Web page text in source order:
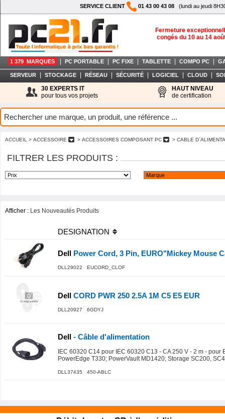
SERVICE CLIENT 01 43 00 43 08 (lundi au jeudi
Fermeture
congés du 10 au 14
1 379 MARQUES PC PORTABLE PC FIXE TABLETTE COMPO PC
SERVEUR STOCKAGE RÉSEAU SÉCURITÉ LOGICIEL CLOUD
30 EXPERTS IT
pour tous vos projets
HAUT NIVEAU
de certification
ACCUEIL > ACCESSOIRE > ACCESSOIRES COMPOSANT PC > CABLE
FILTRER LES PRODUITS :
Afficher : Les Nouveautés Produits
DESIGNATION
Dell Power Cord, 3 Pin, EURO"Mickey Mouse
DLL29022 EUCORD_CLOF
Dell CORD PWR 250 2.5A 1M C5 E5 EUR
DLL20927 6GDYJ
Dell - Câble d'alimentation
IEC 60320 C14 pour IEC 60320 C13 - CA 250 V - 2 m -
PowerEdge T330; PowerVault MD1420; Storage SC200,
DLL37435 450-ABLC